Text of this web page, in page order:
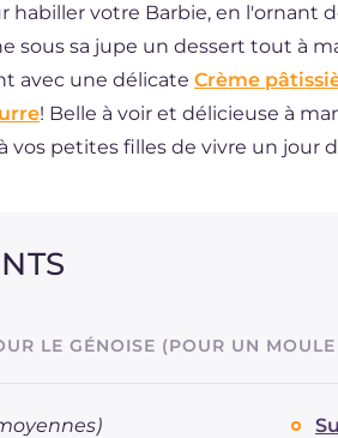
habiller votre Barbie, en l'ornant
sous sa jupe un dessert tout à
avec une délicate Crème
! Belle à voir et délicieuse à
vos petites filles de vivre un jour
LE GÉNOISE (POUR UN